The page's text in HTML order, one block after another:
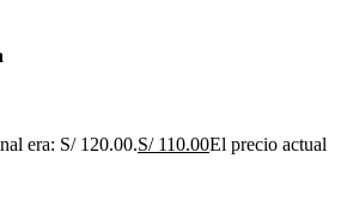
era: S/ 120.00.S/110.00El precio actual